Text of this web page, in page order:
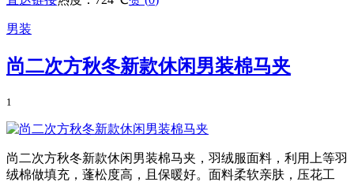
男装
尚二次方秋冬新款休闲男装棉马夹
1
尚二次方秋冬新款休闲男装棉马夹，羽绒服面料，利用上等羽
绒棉做填充，蓬松度高，且保暖好。面料柔软亲肤，压花工